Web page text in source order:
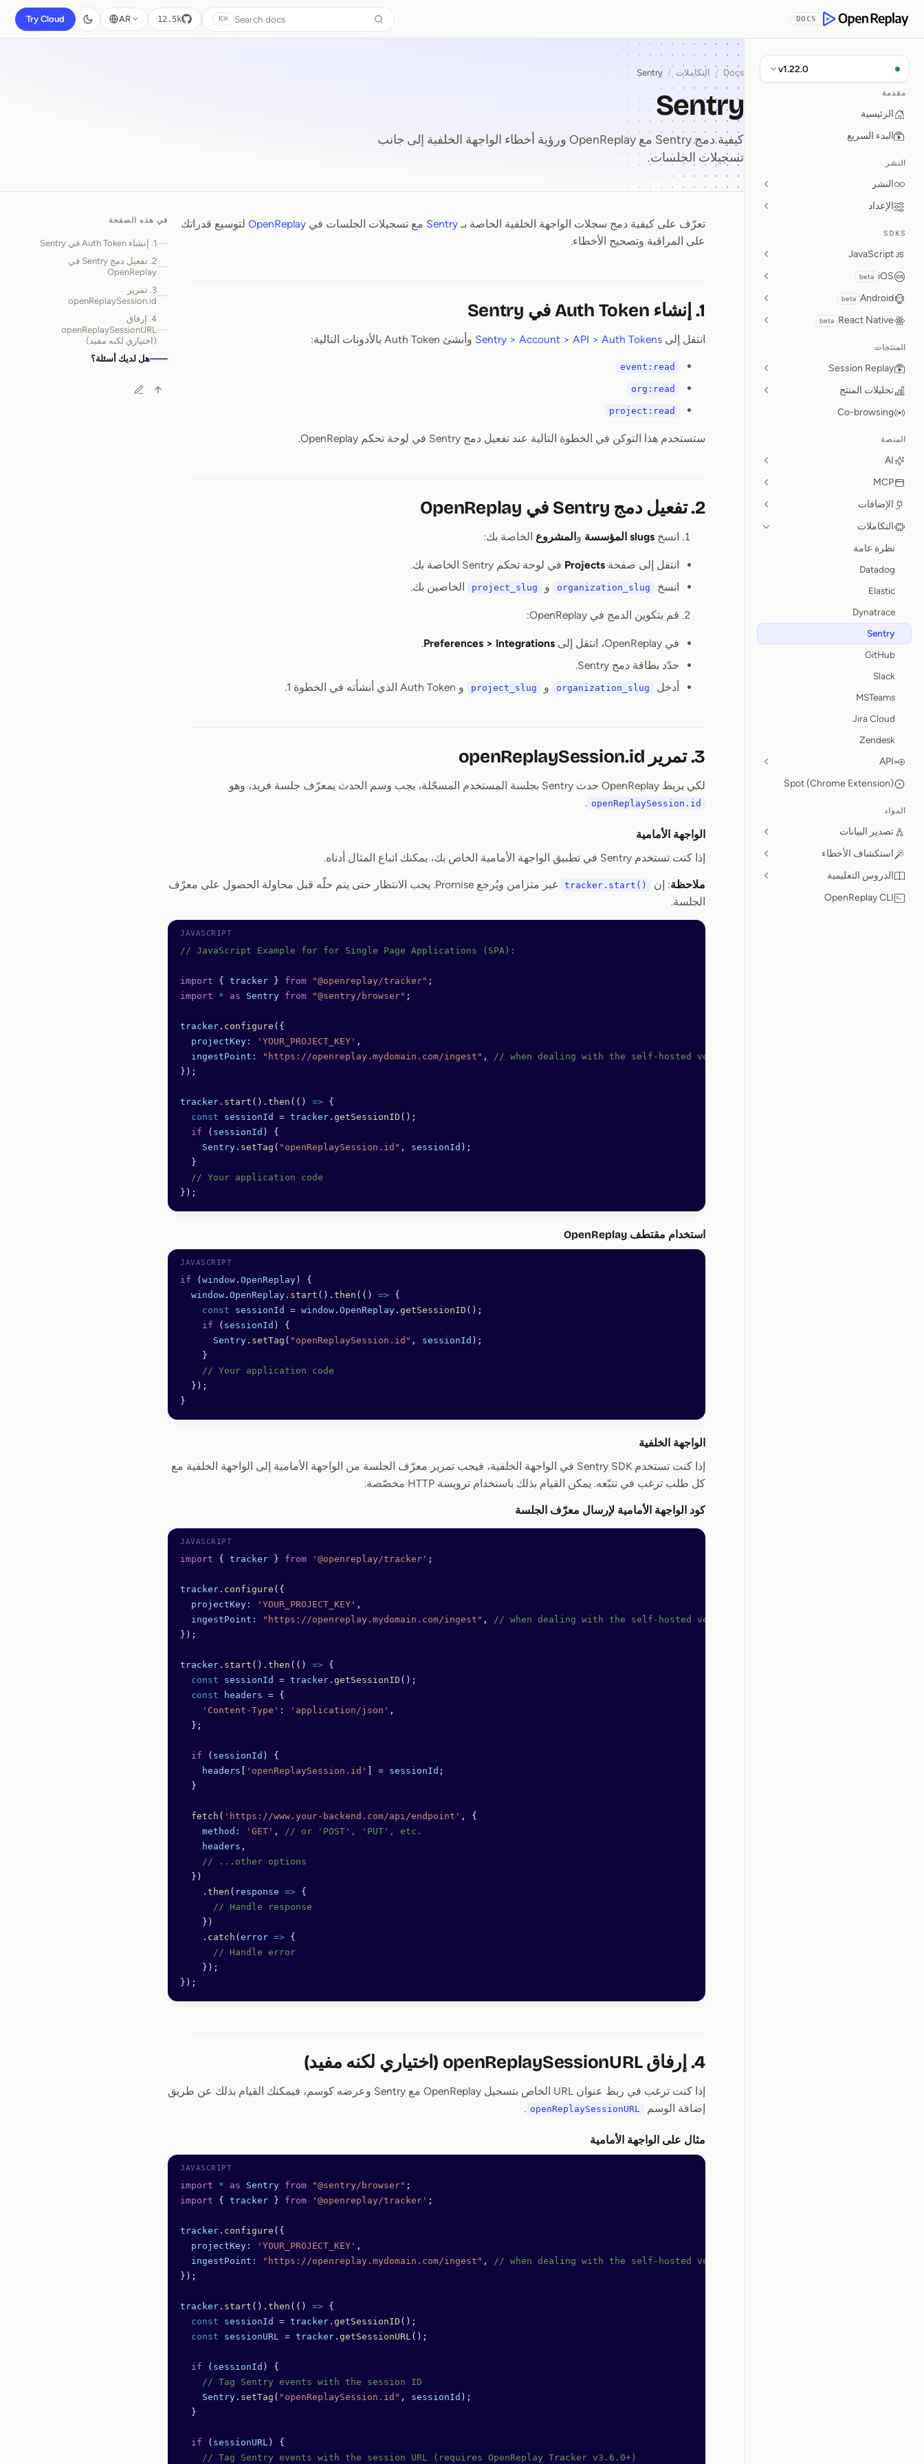
OpenReplay
DOCS
Search docs
⌘K
12.5k
AR
Try Cloud
v1.22.0
مقدمة
الرئيسية
البدء السريع
النشر
النشر
الإعداد
SDKS
JavaScript
iOS
beta
Android
beta
React Native
beta
المنتجات
Session Replay
تحليلات المنتج
Co-browsing
المنصة
AI
MCP
الإضافات
التكاملات
نظرة عامة
Datadog
Elastic
Dynatrace
Sentry
GitHub
Slack
MSTeams
Jira Cloud
Zendesk
API
Spot (Chrome Extension)
المواد
تصدير البيانات
استكشاف الأخطاء
الدروس التعليمية
OpenReplay CLI
Docs
/ التكاملات /
Sentry
Sentry
كيفية دمج Sentry مع OpenReplay ورؤية أخطاء الواجهة الخلفية إلى جانب
تسجيلات الجلسات.
Sentry
تعرّف على كيفية دمج سجلات الواجهة الخلفية الخاصة بـSentry مع تسجيلات الجلسات في OpenReplay لتوسيع قدراتك
على المراقبة وتصحيح الأخطاء.
1. إنشاء Auth Token في Sentry
انتقل إلى Sentry > Account > API > Auth Tokens وأنشئ Auth Token بالأذونات التالية:
event:read
org:read
project:read
ستستخدم هذا التوكن في الخطوة التالية عند تفعيل دمج Sentry في لوحة تحكم OpenReplay.
2. تفعيل دمج Sentry في OpenReplay
انسخ slugs المؤسسة والمشروع الخاصة بك:
انتقل إلى صفحة Projects في لوحة تحكم Sentry الخاصة بك.
انسخ
organization_slug و project_slug الخاصين بك.
قم بتكوين الدمج في OpenReplay:
في OpenReplay، انتقل إلى Preferences > Integrations
.
حدّد بطاقة دمج Sentry.
أدخل
organization_slug و project_slug و Auth Token الذي أنشأته في الخطوة 1.
3. تمرير openReplaySession.id
لكي يربط OpenReplay حدث Sentry بجلسة المستخدم المسجّلة، يجب وسم الحدث بمعرّف جلسة فريد، وهو
openReplaySession.id
.
الواجهة الأمامية
إذا كنت تستخدم Sentry في تطبيق الواجهة الأمامية الخاص بك، يمكنك اتباع المثال أدناه.
ملاحظة: إن tracker.start()
غير متزامن ويُرجع Promise. يجب الانتظار حتى يتم حلّه قبل محاولة الحصول على معرّف
الجلسة.
// JavaScript Example for for Single Page Applications (SPA):
import { tracker } from "@openreplay/tracker" ;
import * as Sentry from "@sentry/browser" ;
tracker . configure ({
  projectKey:
'YOUR_PROJECT_KEY' ,
  ingestPoint:
"https://openreplay.mydomain.com/ingest" , // when dealing with the self-hosted version of OpenReplay
});
tracker . start (). then (() => {
  const
sessionId = tracker . getSessionID ();
  if
( sessionId ) {
    Sentry
. setTag ( "openReplaySession.id" , sessionId );
  }
  // Your application code
});
استخدام مقتطف OpenReplay
if ( window . OpenReplay ) {
  window
. OpenReplay . start (). then (() => {
    const
sessionId = window . OpenReplay . getSessionID ();
    if
( sessionId ) {
      Sentry
. setTag ( "openReplaySession.id" , sessionId );
    }
    // Your application code
  });
}
الواجهة الخلفية
إذا كنت تستخدم Sentry SDK في الواجهة الخلفية، فيجب تمرير معرّف الجلسة من الواجهة الأمامية إلى الواجهة الخلفية مع
كل طلب ترغب في تتبّعه. يمكن القيام بذلك باستخدام ترويسة HTTP مخصّصة.
كود الواجهة الأمامية لإرسال معرّف الجلسة
import { tracker } from '@openreplay/tracker' ;
tracker . configure ({
  projectKey:
'YOUR_PROJECT_KEY' ,
  ingestPoint:
"https://openreplay.mydomain.com/ingest" , // when dealing with the self-hosted version of OpenReplay
});
tracker . start (). then (() => {
  const
sessionId = tracker . getSessionID ();
  const
headers = {
    'Content-Type'
: 'application/json' ,
  };
  if
( sessionId ) {
    headers
'openReplaySession.id' = sessionId ;
  }
  fetch
( 'https://www.your-backend.com/api/endpoint' , {
    method:
'GET' , // or 'POST', 'PUT', etc.
    headers
,
    // ...other options
  })
    .
then ( response => {
      // Handle response
    })
    .
catch ( error => {
      // Handle error
    });
});
4. إرفاق openReplaySessionURL (اختياري لكنه مفيد)
إذا كنت ترغب في ربط عنوان URL الخاص بتسجيل OpenReplay مع Sentry وعرضه كوسم، فيمكنك القيام بذلك عن طريق
إضافة الوسم
openReplaySessionURL
.
مثال على الواجهة الأمامية
import * as Sentry from "@sentry/browser" ;
import { tracker } from '@openreplay/tracker' ;
tracker . configure ({
  projectKey:
'YOUR_PROJECT_KEY' ,
  ingestPoint:
"https://openreplay.mydomain.com/ingest" , // when dealing with the self-hosted version of OpenReplay
});
tracker . start (). then (() => {
  const
sessionId = tracker . getSessionID ();
  const
sessionURL = tracker . getSessionURL();
  if
( sessionId ) {
    // Tag Sentry events with the session ID
    Sentry
. setTag ( "openReplaySession.id" , sessionId );
  }
  if
( sessionURL ) {
    // Tag Sentry events with the session URL (requires OpenReplay Tracker v3.6.0+)
في هذه الصفحة
1. إنشاء Auth Token في Sentry
2. تفعيل دمج Sentry في
OpenReplay
3. تمرير
openReplaySession.id
4. إرفاق
openReplaySessionURL
(اختياري لكنه مفيد)
هل لديك أسئلة؟